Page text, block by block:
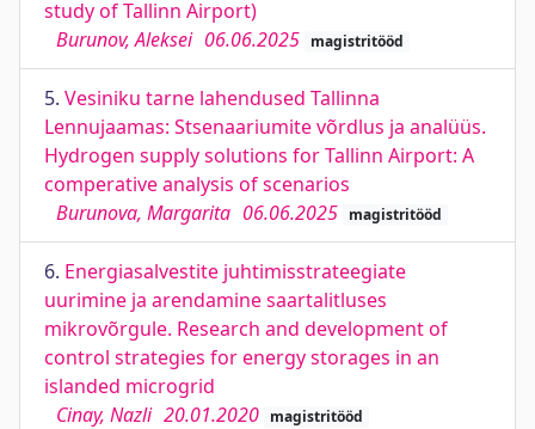
study of Tallinn Airport)
Burunov, Aleksei 06.06.2025 magistritööd
5. Vesiniku tarne lahendused Tallinna
Lennujaamas: Stsenaariumite võrdlus ja analüüs.
Hydrogen supply solutions for Tallinn Airport: A
comperative analysis of scenarios
Burunova, Margarita 06.06.2025 magistritööd
6. Energiasalvestite juhtimisstrateegiate
uurimine ja arendamine saartalitluses
mikrovõrgule. Research and development of
control strategies for energy storages in an
islanded microgrid
Cinay, Nazli 20.01.2020 magistritööd